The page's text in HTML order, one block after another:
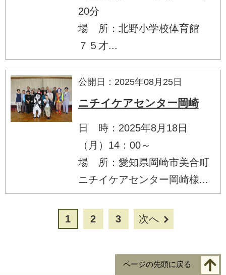
20分
場 所：北野小学校体育館
７５才...
公開日：2025年08月25日
ニチイケアセンター岡崎
日 時：2025年8月18日
（月）14：00～
場 所：愛知県岡崎市美合町
ニチイケアセンター岡崎様...
1 2 3 次へ
ページの先頭に戻る